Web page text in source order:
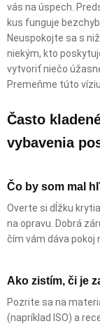
vás na úspech.
kus funguje
Neuspokojte sa s
niekým, kto
vytvoriť niečo
Premeňme túto
Často
vybavenia
Čo by som mal
Overte si dĺžku
na opravu. Dobrá
čím vám dáva pokoj
Ako zistím, či je
Pozrite sa na
(napríklad ISO) a